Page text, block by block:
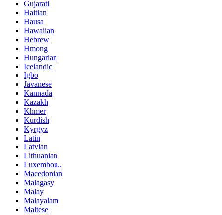
Gujarati
Haitian
Hausa
Hawaiian
Hebrew
Hmong
Hungarian
Icelandic
Igbo
Javanese
Kannada
Kazakh
Khmer
Kurdish
Kyrgyz
Latin
Latvian
Lithuanian
Luxembou..
Macedonian
Malagasy
Malay
Malayalam
Maltese